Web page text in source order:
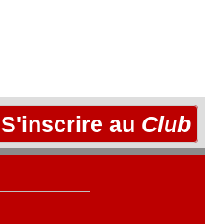
S'inscrire au Club